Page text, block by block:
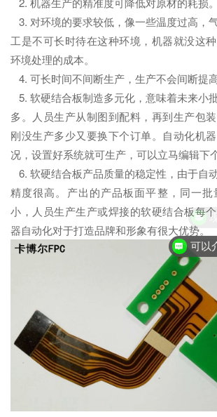
3. 对环境的要求较低，像一些温度过高，
工是不可长时待在这种环境，机器就没这
环境处理的成本。
4. 可长时间不间断生产，生产不会间断提高
5. 软硬结合板制造多元化，意味着未来小
多。人员生产从制图到配料，再到生产包
刚没生产多少又要换下个订单。自动化机
况，设置好系统就可生产，可以立马编辑下
6. 软硬结合板产品质量的稳定性，由于自
精度很高。产出的产品板面平整，同一批
小，人员生产生产或焊接的软硬结合板每
器自动化对于打造品牌和形象有很大优势。